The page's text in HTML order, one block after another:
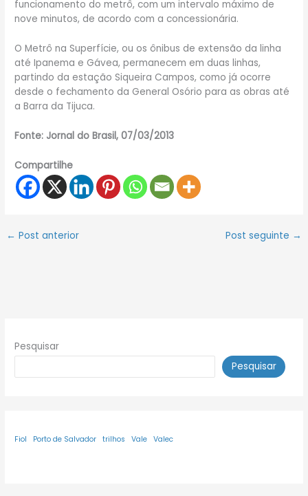
funcionamento do metrô, com um intervalo máximo de
nove minutos, de acordo com a concessionária.
O Metrô na Superfície, ou os ônibus de extensão da linha
até Ipanema e Gávea, permanecem em duas linhas,
partindo da estação Siqueira Campos, como já ocorre
desde o fechamento da General Osório para as obras até
a Barra da Tijuca.
Fonte: Jornal do Brasil, 07/03/2013
Compartilhe
← Post anterior Post seguinte →
Pesquisar
Pesquisar
Fiol Porto de Salvador trilhos Vale Valec